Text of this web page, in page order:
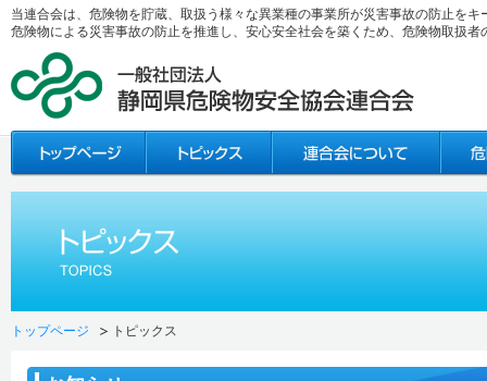
当連合会は、危険物を貯蔵、取扱う様々な異業種の事業所が災害事故の防止を
危険物による災害事故の防止を推進し、安心安全社会を築くため、危険物取扱
トップページ トピックス